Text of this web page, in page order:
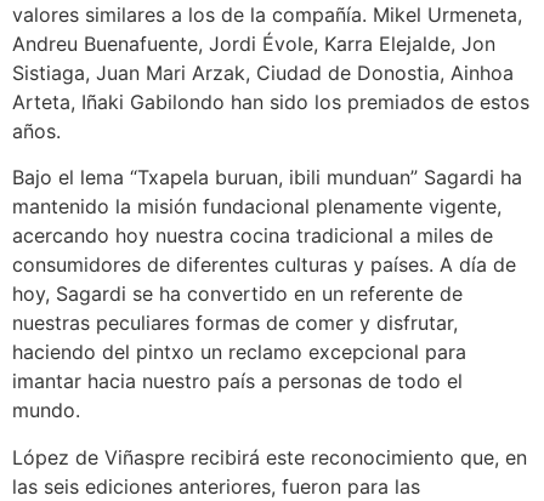
valores similares a los de la compañía. Mikel Urmeneta,
Andreu Buenafuente, Jordi Évole, Karra Elejalde, Jon
Sistiaga, Juan Mari Arzak, Ciudad de Donostia, Ainhoa
Arteta, Iñaki Gabilondo han sido los premiados de estos
años.
Bajo el lema “Txapela buruan, ibili munduan” Sagardi ha
mantenido la misión fundacional plenamente vigente,
acercando hoy nuestra cocina tradicional a miles de
consumidores de diferentes culturas y países. A día de
hoy, Sagardi se ha convertido en un referente de
nuestras peculiares formas de comer y disfrutar,
haciendo del pintxo un reclamo excepcional para
imantar hacia nuestro país a personas de todo el
mundo.
López de Viñaspre recibirá este reconocimiento que, en
las seis ediciones anteriores, fueron para las